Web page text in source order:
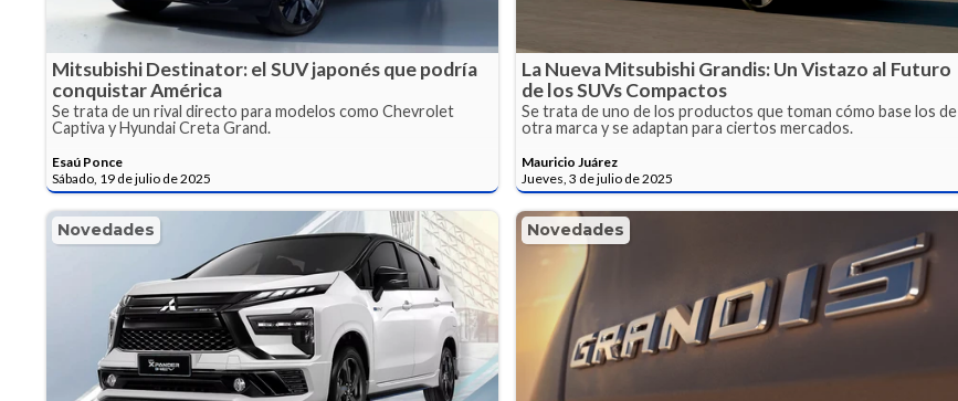
Mitsubishi Destinator: el SUV japonés que podría
conquistar América
Se trata de un rival directo para modelos como Chevrolet
Captiva y Hyundai Creta Grand.
Esaú Ponce
Sábado, 19 de julio de 2025
La Nueva Mitsubishi Grandis: Un Vistazo al Futuro
de los SUVs Compactos
Se trata de uno de los productos que toman cómo base los de
otra marca y se adaptan para ciertos mercados.
Mauricio Juárez
Jueves, 3 de julio de 2025
Novedades Novedades